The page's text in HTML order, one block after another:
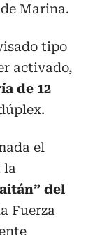
Marina.
tipo
activado,
de 12
el
la
del
Fuerza